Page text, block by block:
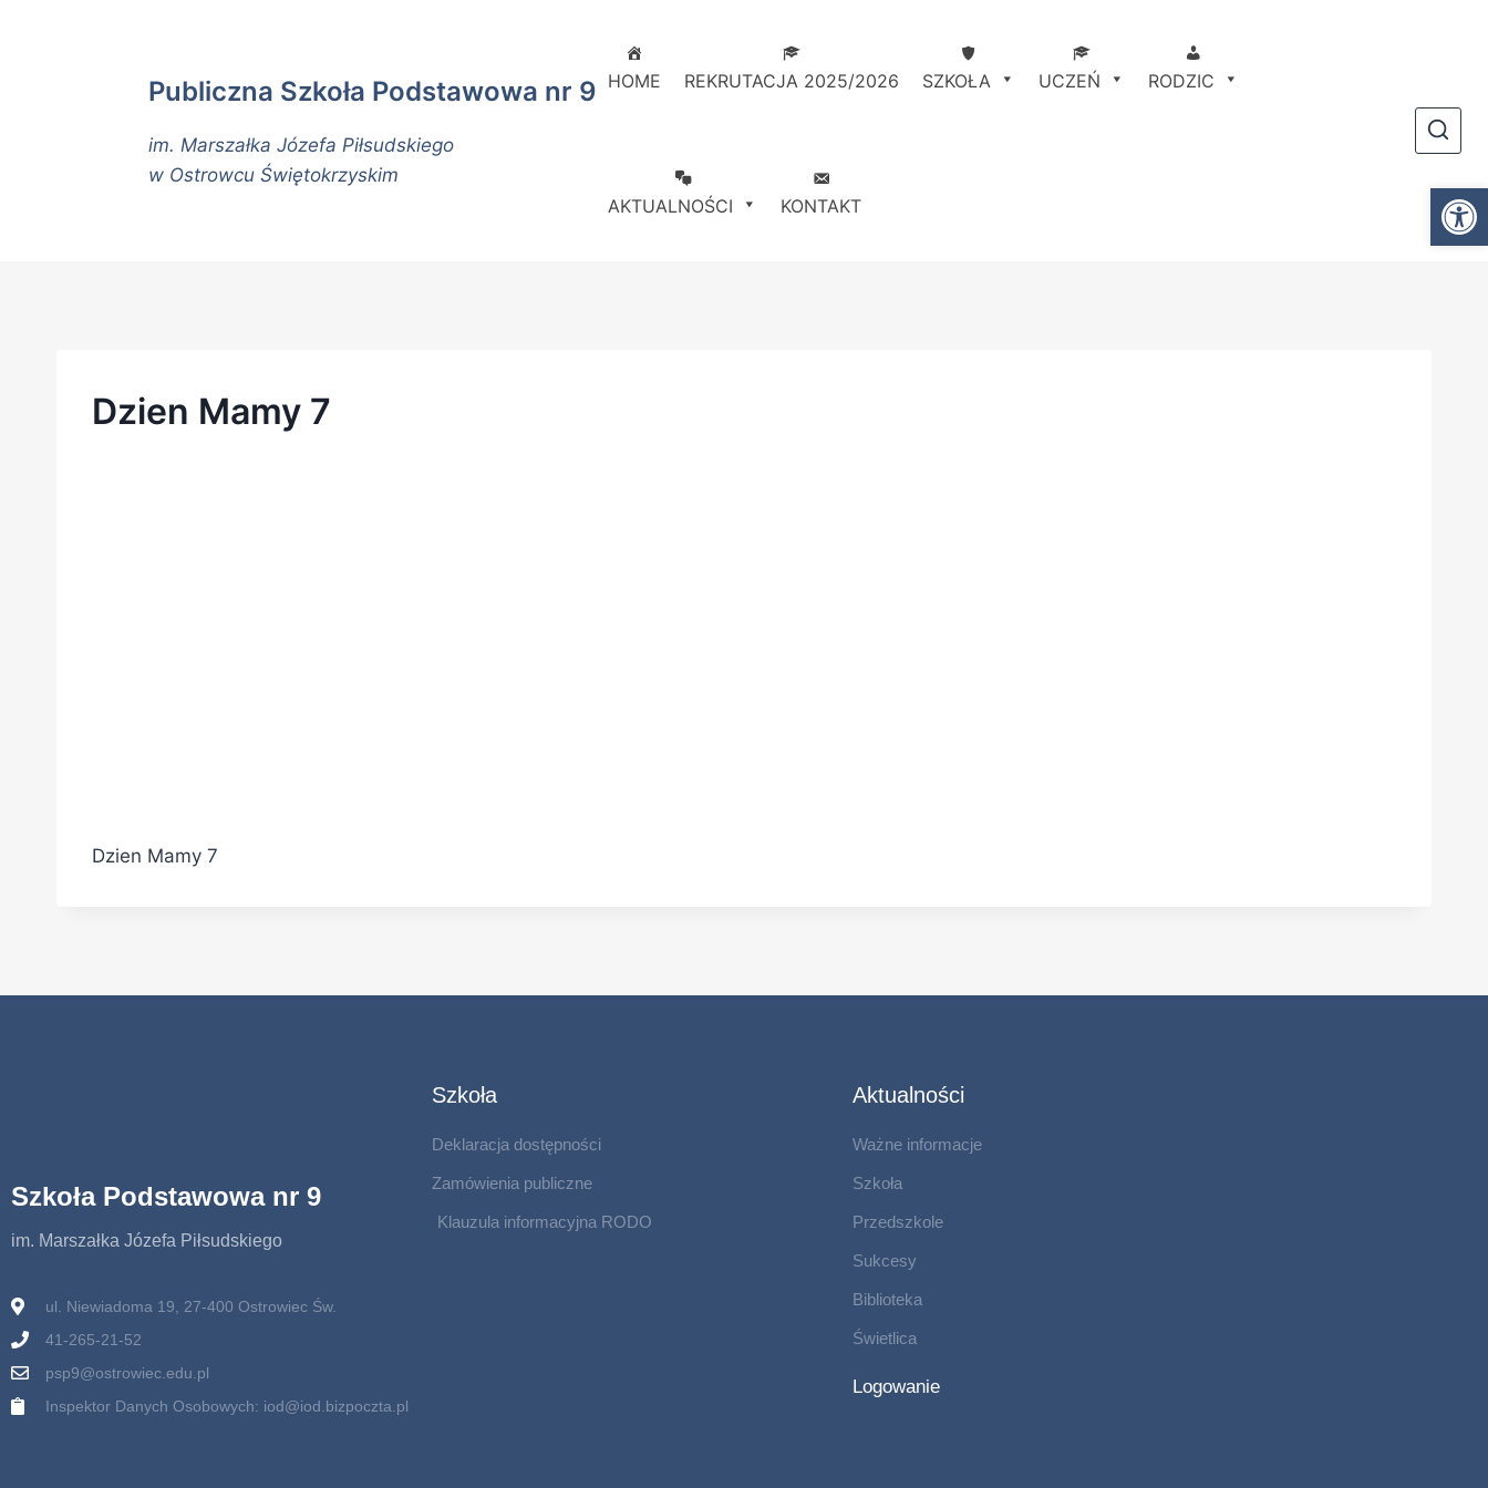
Publiczna Szkoła Podstawowa nr 9
im. Marszałka Józefa Piłsudskiego
w Ostrowcu Świętokrzyskim
HOME REKRUTACJA 2025/2026 SZKOŁA UCZEŃ RODZIC
AKTUALNOŚCI KONTAKT
Dzien Mamy 7
Dzien Mamy 7
Szkoła Podstawowa nr 9
im. Marszałka Józefa Piłsudskiego
ul. Niewiadoma 19, 27-400 Ostrowiec Św.
41-265-21-52
psp9@ostrowiec.edu.pl
Inspektor Danych Osobowych: iod@iod.bizpoczta.pl
Szkoła
Deklaracja dostępności
Zamówienia publiczne
Klauzula informacyjna RODO
Aktualności
Ważne informacje
Szkoła
Przedszkole
Sukcesy
Biblioteka
Świetlica
Logowanie